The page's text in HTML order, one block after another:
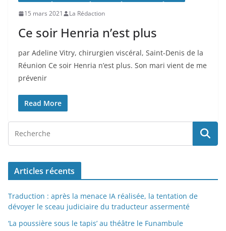
15 mars 2021 La Rédaction
Ce soir Henria n’est plus
par Adeline Vitry, chirurgien viscéral, Saint-Denis de la
Réunion Ce soir Henria n’est plus. Son mari vient de me
prévenir
Read More
Articles récents
Traduction : après la menace IA réalisée, la tentation de
dévoyer le sceau judiciaire du traducteur assermenté
‘La poussière sous le tapis’ au théâtre le Funambule